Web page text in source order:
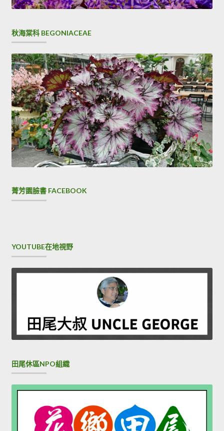
秋海棠科 BEGONIACEAE
菁芳園臉書 FACEBOOK
YOUTUBE在地視野
田尾休區NPO組織